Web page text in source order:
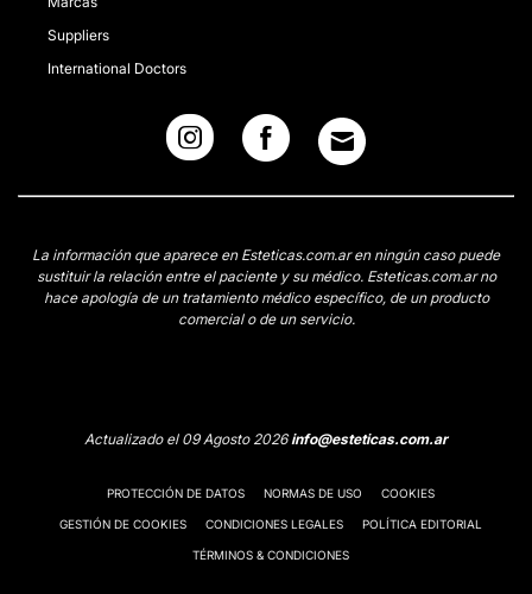
Suppliers
International Doctors
La información que aparece en Esteticas.com.ar en ningún caso puede
sustituir la relación entre el paciente y su médico. Esteticas.com.ar no
hace apología de un tratamiento médico específico, de un producto
comercial o de un servicio.
Actualizado el 09 Agosto 2026info@esteticas.com.ar
PROTECCIÓN DE DATOS NORMAS DE USO COOKIES
GESTIÓN DE COOKIES CONDICIONES LEGALES POLÍTICA EDITORIAL
TÉRMINOS & CONDICIONES